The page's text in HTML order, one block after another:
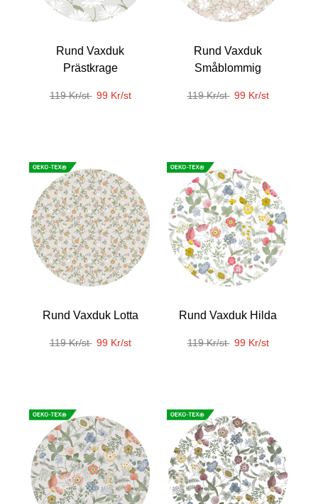
Rund Vaxduk
Prästkrage
119 Kr/st 99 Kr/st
Rund Vaxduk
Småblommig
119 Kr/st 99 Kr/st
Rund Vaxduk Lotta
119 Kr/st 99 Kr/st
Rund Vaxduk Hilda
119 Kr/st 99 Kr/st